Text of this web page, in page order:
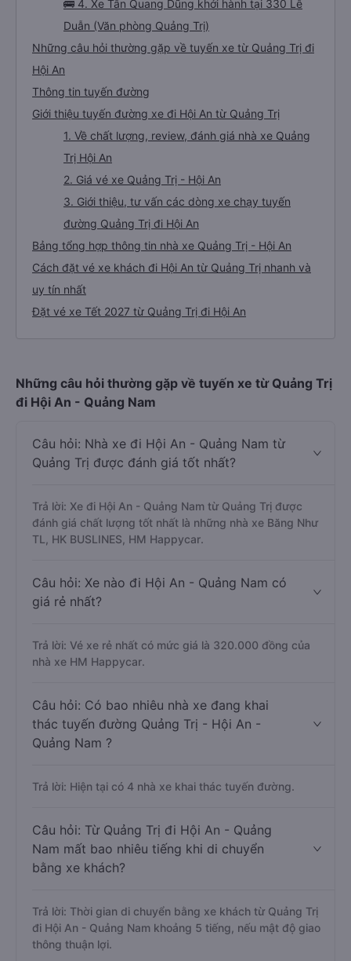
🚌 4. Xe Tân Quang Dũng khởi hành tại 330 Lê
Duẫn (Văn phòng Quảng Trị)
Những câu hỏi thường gặp về tuyến xe từ Quảng Trị đi
Hội An
Thông tin tuyến đường
Giới thiệu tuyến đường xe đi Hội An từ Quảng Trị
1. Về chất lượng, review, đánh giá nhà xe Quảng
Trị Hội An
2. Giá vé xe Quảng Trị - Hội An
3. Giới thiệu, tư vấn các dòng xe chạy tuyến
đường Quảng Trị đi Hội An
Bảng tổng hợp thông tin nhà xe Quảng Trị - Hội An
Cách đặt vé xe khách đi Hội An từ Quảng Trị nhanh và
uy tín nhất
Đặt vé xe Tết 2027 từ Quảng Trị đi Hội An
Những câu hỏi thường gặp về tuyến xe từ Quảng Trị
đi Hội An - Quảng Nam
Câu hỏi: Nhà xe đi Hội An - Quảng Nam từ
Quảng Trị được đánh giá tốt nhất?
Trả lời: Xe đi Hội An - Quảng Nam từ Quảng Trị được
đánh giá chất lượng tốt nhất là những nhà xe Băng Như
TL, HK BUSLINES, HM Happycar.
Câu hỏi: Xe nào đi Hội An - Quảng Nam có
giá rẻ nhất?
Trả lời: Vé xe rẻ nhất có mức giá là 320.000 đồng của
nhà xe HM Happycar.
Câu hỏi: Có bao nhiêu nhà xe đang khai
thác tuyến đường Quảng Trị - Hội An -
Quảng Nam ?
Trả lời: Hiện tại có 4 nhà xe khai thác tuyến đường.
Câu hỏi: Từ Quảng Trị đi Hội An - Quảng
Nam mất bao nhiêu tiếng khi di chuyển
bằng xe khách?
Trả lời: Thời gian di chuyển bằng xe khách từ Quảng Trị
đi Hội An - Quảng Nam khoảng 5 tiếng, nếu mật độ giao
thông thuận lợi.